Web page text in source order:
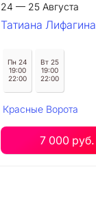
24 — 25 Августа
Татиана Лифагина
Пн 24
19:00
22:00
Вт 25
19:00
22:00
Красные Ворота
7 000 руб.